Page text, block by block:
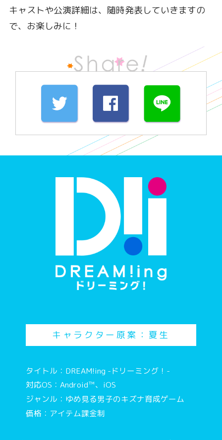
キャストや公演詳細は、随時発表していきますの
で、お楽しみに！
キャラクター原案：夏生
タイトル：DREAM!ing -ドリーミング！-
対応OS：Android™、iOS
ジャンル：ゆめ見る男子のキズナ育成ゲーム
価格：アイテム課金制